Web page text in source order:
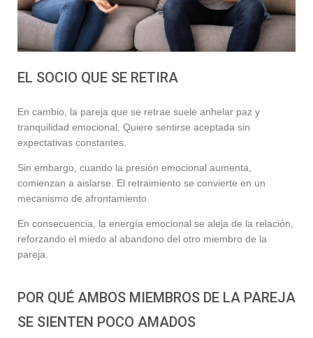
EL SOCIO QUE SE RETIRA
En cambio, la pareja que se retrae suele anhelar paz y
tranquilidad emocional. Quiere sentirse aceptada sin
expectativas constantes.
Sin embargo, cuando la presión emocional aumenta,
comienzan a aislarse. El retraimiento se convierte en un
mecanismo de afrontamiento.
En consecuencia, la energía emocional se aleja de la relación,
reforzando el miedo al abandono del otro miembro de la
pareja.
POR QUÉ AMBOS MIEMBROS DE LA PAREJA
SE SIENTEN POCO AMADOS